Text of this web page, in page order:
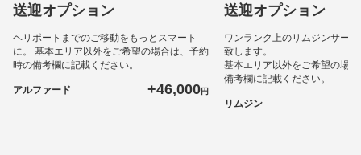
送迎オプション
ヘリポートまでのご移動をもっとスマート
に。 基本エリア以外をご希望の場合は、予約
時の備考欄に記載ください。
アルファード +46,000円
送迎オプション
ワンランク上のリムジンサー
致します。
基本エリア以外をご希望の場
備考欄に記載ください。
リムジン